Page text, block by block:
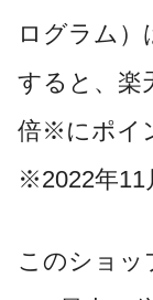
ログラム）
すると、楽
倍※にポイ
※2022年11
このショッ